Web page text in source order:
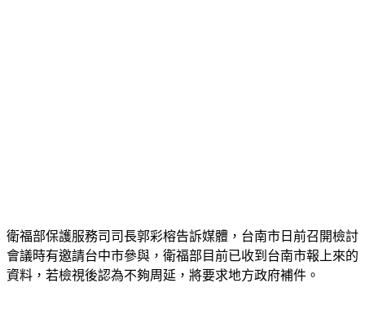
衛福部保護服務司司長郭彩榕告訴媒體，台南市日前召開檢討
會議時有邀請台中市參與，衛福部目前已收到台南市報上來的
資料，若檢視後認為不夠周延，將要求地方政府補件。